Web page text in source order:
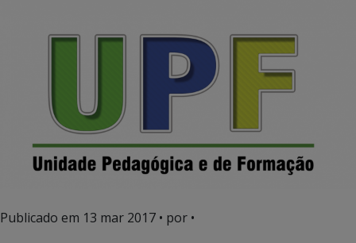
Publicado em 13 mar 2017 • por •